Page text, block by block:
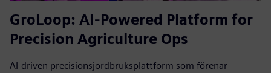
GroLoop: AI-Powered Platform for
Precision Agriculture Ops
AI-driven precisionsjordbruksplattform som förenar